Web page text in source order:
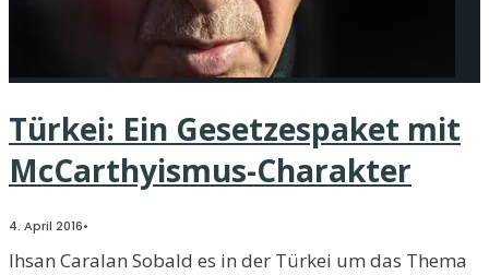
Türkei: Ein Gesetzespaket mit
McCarthyismus-Charakter
4. April 2016•
Ihsan Caralan Sobald es in der Türkei um das Thema